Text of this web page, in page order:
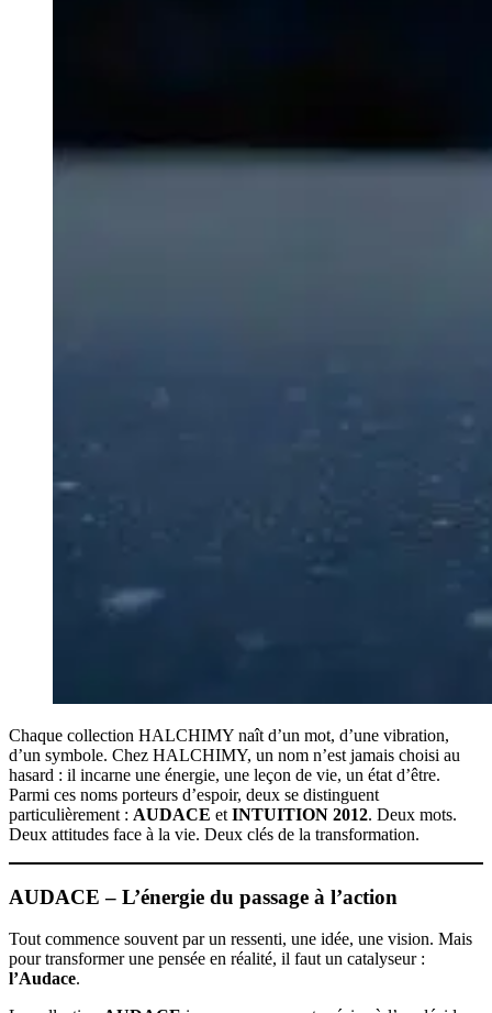
Chaque collection HALCHIMY naît d’un mot, d’une vibration,
d’un symbole. Chez HALCHIMY, un nom n’est jamais choisi au
hasard : il incarne une énergie, une leçon de vie, un état d’être.
Parmi ces noms porteurs d’espoir, deux se distinguent
particulièrement : AUDACE et INTUITION 2012. Deux mots.
Deux attitudes face à la vie. Deux clés de la transformation.
AUDACE – L’énergie du passage à l’action
Tout commence souvent par un ressenti, une idée, une vision. Mais
pour transformer une pensée en réalité, il faut un catalyseur :
l’Audace.